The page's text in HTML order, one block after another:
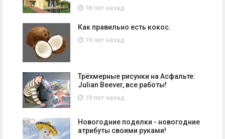
18 лет назад
Как правильно есть кокос.
19 лет назад
Трёхмерные рисунки на Асфальте:
Julian Beever, все работы!
19 лет назад
Новогодние поделки - новогодние
атрибуты своими руками!